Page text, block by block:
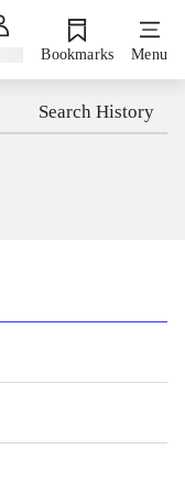
Bookmarks Menu
Search History